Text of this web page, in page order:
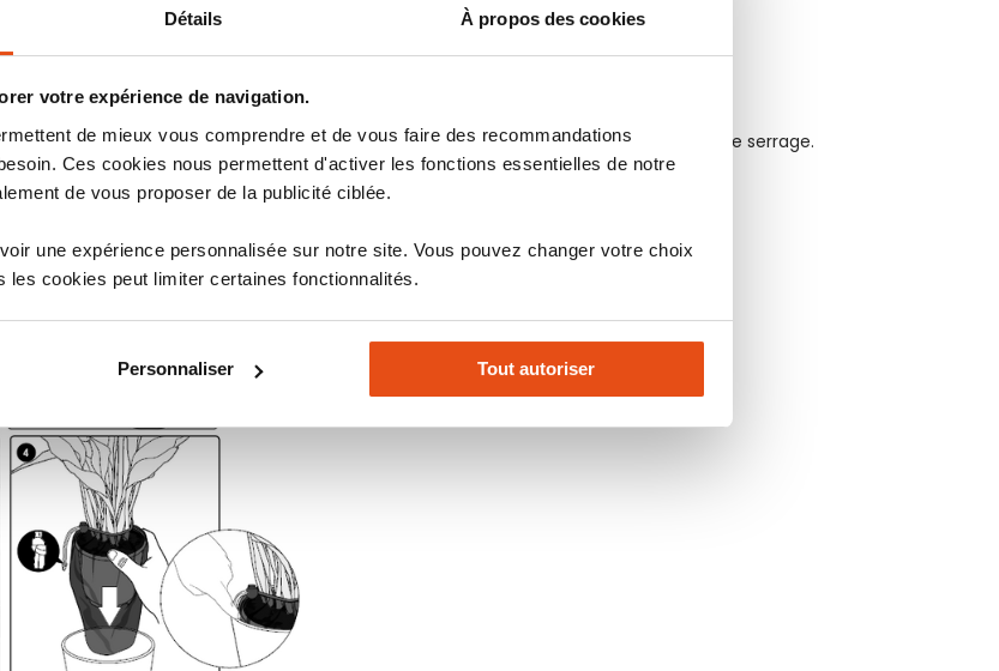
Détails À propos des cookies
votre expérience de navigation.
de mieux vous comprendre et de vous faire des recommandations
Ces cookies nous permettent d'activer les fonctions essentielles de notre
de vous proposer de la publicité ciblée.
une expérience personnalisée sur notre site. Vous pouvez changer votre choix
les cookies peut limiter certaines fonctionnalités.
Personnaliser Tout autoriser
Tout d’abord, il faut l’enfiler autour du pot, puis fermer le cordon avec le bouton de serrage.